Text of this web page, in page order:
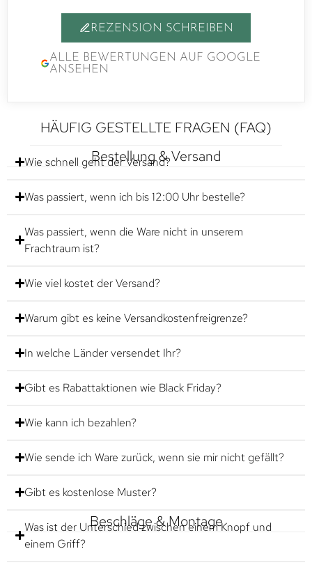
REZENSION SCHREIBEN
ALLE BEWERTUNGEN AUF GOOGLE
ANSEHEN
HÄUFIG GESTELLTE FRAGEN (FAQ)
Bestellung & Versand
Wie schnell geht der Versand?
Was passiert, wenn ich bis 12:00 Uhr bestelle?
Was passiert, wenn die Ware nicht in unserem
Frachtraum ist?
Wie viel kostet der Versand?
Warum gibt es keine Versandkostenfreigrenze?
In welche Länder versendet Ihr?
Gibt es Rabattaktionen wie Black Friday?
Wie kann ich bezahlen?
Wie sende ich Ware zurück, wenn sie mir nicht gefällt?
Gibt es kostenlose Muster?
Beschläge & Montage
Was ist der Unterschied zwischen einem Knopf und
einem Griff?